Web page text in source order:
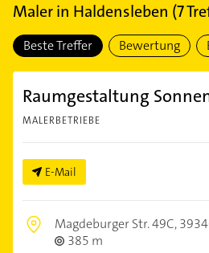
Malerin Haldensleben (7
Beste Treffer Bewertung
Raumgestaltung
MALERBETRIEBE
E-Mail
Magdeburger Str. 49C,
385 m